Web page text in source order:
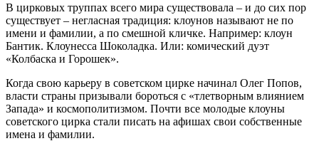
В цирковых труппах всего мира существовала – и до сих пор
существует – негласная традиция: клоунов называют не по
имени и фамилии, а по смешной кличке. Например: клоун
Бантик. Клоунесса Шоколадка. Или: комический дуэт
«Колбаска и Горошек».
Когда свою карьеру в советском цирке начинал Олег Попов,
власти страны призывали бороться с «тлетворным влиянием
Запада» и космополитизмом. Почти все молодые клоуны
советского цирка стали писать на афишах свои собственные
имена и фамилии.